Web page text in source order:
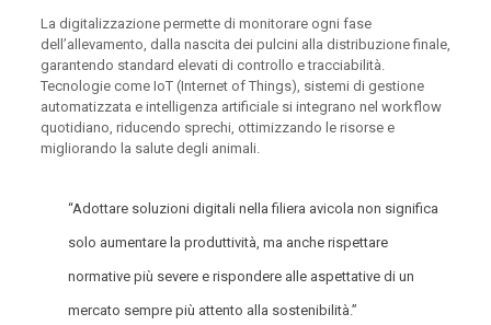
La digitalizzazione permette di monitorare ogni fase
dell’allevamento, dalla nascita dei pulcini alla distribuzione finale,
garantendo standard elevati di controllo e tracciabilità.
Tecnologie come IoT (Internet of Things), sistemi di gestione
automatizzata e intelligenza artificiale si integrano nel workflow
quotidiano, riducendo sprechi, ottimizzando le risorse e
migliorando la salute degli animali.
“Adottare soluzioni digitali nella filiera avicola non significa
solo aumentare la produttività, ma anche rispettare
normative più severe e rispondere alle aspettative di un
mercato sempre più attento alla sostenibilità.”